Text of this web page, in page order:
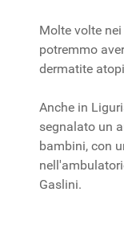
Molte volte
potremmo
dermatite
Anche in
segnalato un
bambini, con
Gaslini.